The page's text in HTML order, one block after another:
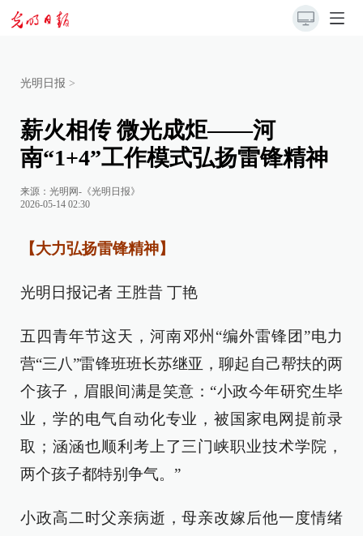
光明日报 >
薪火相传 微光成炬——河
南“1+4”工作模式弘扬雷锋精神
来源： 光明网-《光明日报》
2026-05-14 02:30
【大力弘扬雷锋精神】
光明日报记者 王胜昔 丁艳
五四青年节这天，河南邓州“编外雷锋团”电力
营“三八”雷锋班班长苏继亚，聊起自己帮扶的两
个孩子，眉眼间满是笑意：“小政今年研究生毕
业，学的电气自动化专业，被国家电网提前录
取；涵涵也顺利考上了三门峡职业技术学院，
两个孩子都特别争气。”
小政高二时父亲病逝，母亲改嫁后他一度情绪